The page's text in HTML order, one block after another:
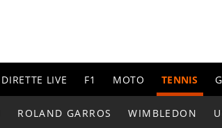
DIRETTE LIVE F1 MOTO TENNIS
ROLAND GARROS WIMBLEDON